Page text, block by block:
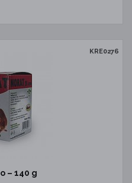
KRE0276
– 140 g